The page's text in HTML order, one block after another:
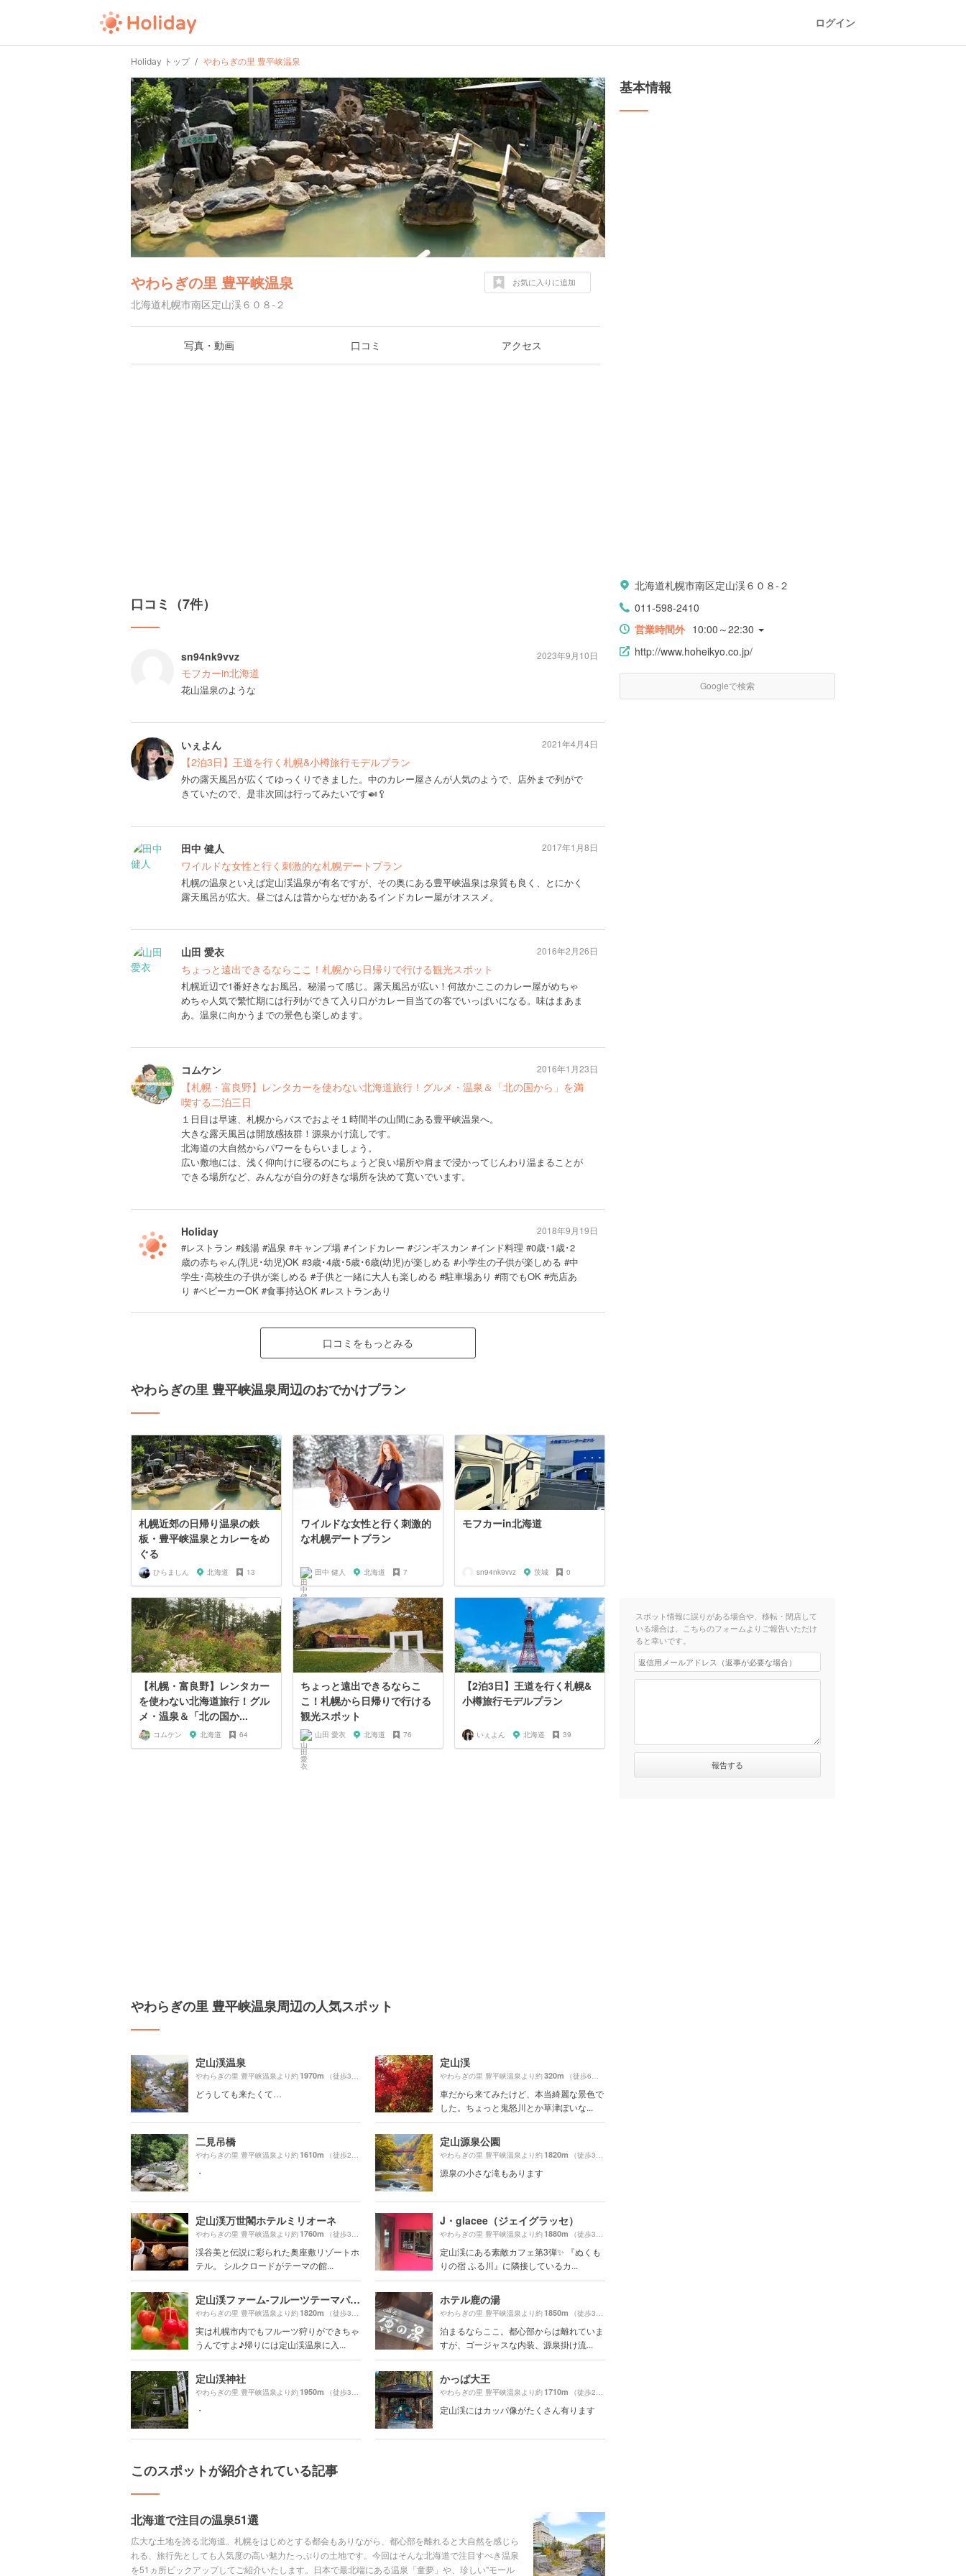
ログイン
Holiday トップ やわらぎの里 豊平峡温泉
やわらぎの里 豊平峡温泉
北海道札幌市南区定山渓６０８-２
お気に入りに追加
写真・動画 口コミ アクセス
口コミ（7件）
sn94nk9vvz
モフカーin北海道
花山温泉のような
2023年9月10日
いぇよん
【2泊3日】王道を行く札幌&小樽旅行モデルプラン
外の露天風呂が広くてゆっくりできました。中のカレー屋さんが人気のようで、店外まで列がで
きていたので、是非次回は行ってみたいです🍛🥄
2021年4月4日
田中 健人
ワイルドな女性と行く刺激的な札幌デートプラン
札幌の温泉といえば定山渓温泉が有名ですが、その奥にある豊平峡温泉は泉質も良く、とにかく
露天風呂が広大。昼ごはんは昔からなぜかあるインドカレー屋がオススメ。
2017年1月8日
山田 愛衣
ちょっと遠出できるならここ！札幌から日帰りで行ける観光スポット
札幌近辺で1番好きなお風呂。秘湯って感じ。露天風呂が広い！何故かここのカレー屋がめちゃ
めちゃ人気で繁忙期には行列ができて入り口がカレー目当ての客でいっぱいになる。味はまあま
あ。温泉に向かうまでの景色も楽しめます。
2016年2月26日
コムケン
【札幌・富良野】レンタカーを使わない北海道旅行！グルメ・温泉＆「北の国から」を満
喫する二泊三日
１日目は早速、札幌からバスでおよそ１時間半の山間にある豊平峡温泉へ。
大きな露天風呂は開放感抜群！源泉かけ流しです。
北海道の大自然からパワーをもらいましょう。
広い敷地には、浅く仰向けに寝るのにちょうど良い場所や肩まで浸かってじんわり温まることが
できる場所など、みんなが自分の好きな場所を決めて寛いでいます。
2016年1月23日
Holiday
#レストラン #銭湯 #温泉 #キャンプ場 #インドカレー #ジンギスカン #インド料理 #0歳･1歳･2
歳の赤ちゃん(乳児･幼児)OK #3歳･4歳･5歳･6歳(幼児)が楽しめる #小学生の子供が楽しめる #中
学生･高校生の子供が楽しめる #子供と一緒に大人も楽しめる #駐車場あり #雨でもOK #売店あ
り #ベビーカーOK #食事持込OK #レストランあり
2018年9月19日
口コミをもっとみる
やわらぎの里 豊平峡温泉周辺のおでかけプラン
札幌近郊の日帰り温泉の鉄
板・豊平峡温泉とカレーをめ
ぐる
ひらましん 北海道 13
ワイルドな女性と行く刺激的
な札幌デートプラン
田中 健人 北海道 7
モフカーin北海道
sn94nk9vvz 茨城 0
【札幌・富良野】レンタカー
を使わない北海道旅行！グル
メ・温泉＆「北の国か...
コムケン 北海道 64
ちょっと遠出できるならこ
こ！札幌から日帰りで行ける
観光スポット
山田 愛衣 北海道 76
【2泊3日】王道を行く札幌&
小樽旅行モデルプラン
いぇよん 北海道 39
やわらぎの里 豊平峡温泉周辺の人気スポット
定山渓温泉
やわらぎの里 豊平峡温泉より約1970m （徒歩33分）
どうしても来たくて…
定山渓
やわらぎの里 豊平峡温泉より約320m （徒歩6分）
車だから来てみたけど、本当綺麗な景色で
した。ちょっと鬼怒川とか草津ぽいな...
二見吊橋
やわらぎの里 豊平峡温泉より約1610m （徒歩27分）
・
定山源泉公園
やわらぎの里 豊平峡温泉より約1820m （徒歩31分）
源泉の小さな滝もあります
定山渓万世閣ホテルミリオーネ
やわらぎの里 豊平峡温泉より約1760m （徒歩30分）
渓谷美と伝説に彩られた奥座敷リゾートホ
テル。 シルクロードがテーマの館...
J・glacee（ジェイグラッセ）
やわらぎの里 豊平峡温泉より約1880m （徒歩32分）
定山渓にある素敵カフェ第3弾✨ 『ぬくも
りの宿 ふる川』に隣接しているカ...
定山渓ファーム-フルーツテーマパーク-
やわらぎの里 豊平峡温泉より約1820m （徒歩31分）
実は札幌市内でもフルーツ狩りができちゃ
うんですよ♪帰りには定山渓温泉に入...
ホテル鹿の湯
やわらぎの里 豊平峡温泉より約1850m （徒歩31分）
泊まるならここ。都心部からは離れていま
すが、ゴージャスな内装、源泉掛け流...
定山渓神社
やわらぎの里 豊平峡温泉より約1950m （徒歩33分）
・
かっぱ大王
やわらぎの里 豊平峡温泉より約1710m （徒歩29分）
定山渓にはカッパ像がたくさん有ります
このスポットが紹介されている記事
北海道で注目の温泉51選
広大な土地を誇る北海道。札幌をはじめとする都会もありながら、都心部を離れると大自然を感じら
れる、旅行先としても人気度の高い魅力たっぷりの土地です。今回はそんな北海道で注目すべき温泉
を51ヵ所ピックアップしてご紹介いたします。日本で最北端にある温泉「童夢」や、珍しい"モール
基本情報
北海道札幌市南区定山渓６０８-２
011-598-2410
営業時間外 10:00～22:30
http://www.hoheikyo.co.jp/
Googleで検索
スポット情報に誤りがある場合や、移転・閉店して
いる場合は、こちらのフォームよりご報告いただけ
ると幸いです。